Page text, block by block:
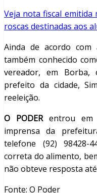
Veja nota fiscal emitida
roscas destinadas aos
Ainda de acordo com
também conhecido
vereador, em
prefeito da cidade,
reeleição.
O PODERentrou em
imprensa da
telefone (92) 98428-
correta do alimento,
não obteve resposta
Fonte: O Poder